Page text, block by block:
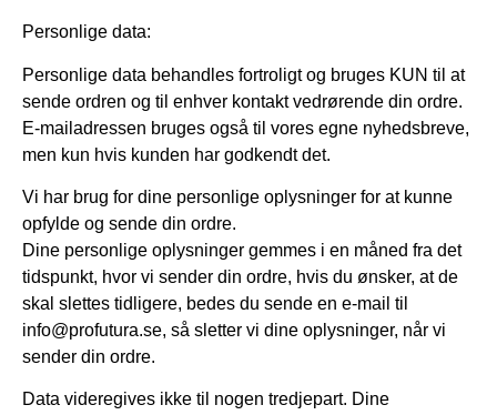
Personlige data:
Personlige data behandles fortroligt og bruges KUN til at
sende ordren og til enhver kontakt vedrørende din ordre.
E-mailadressen bruges også til vores egne nyhedsbreve,
men kun hvis kunden har godkendt det.
Vi har brug for dine personlige oplysninger for at kunne
opfylde og sende din ordre.
Dine personlige oplysninger gemmes i en måned fra det
tidspunkt, hvor vi sender din ordre, hvis du ønsker, at de
skal slettes tidligere, bedes du sende en e-mail til
info@profutura.se, så sletter vi dine oplysninger, når vi
sender din ordre.
Data videregives ikke til nogen tredjepart. Dine